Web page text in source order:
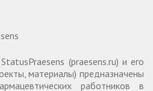
(praesens.ru) и его
материалы) предназначены
работников в